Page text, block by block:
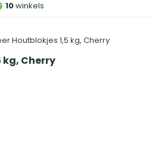
10winkels
Houtblokjes 1,5 kg, Cherry
kg, Cherry